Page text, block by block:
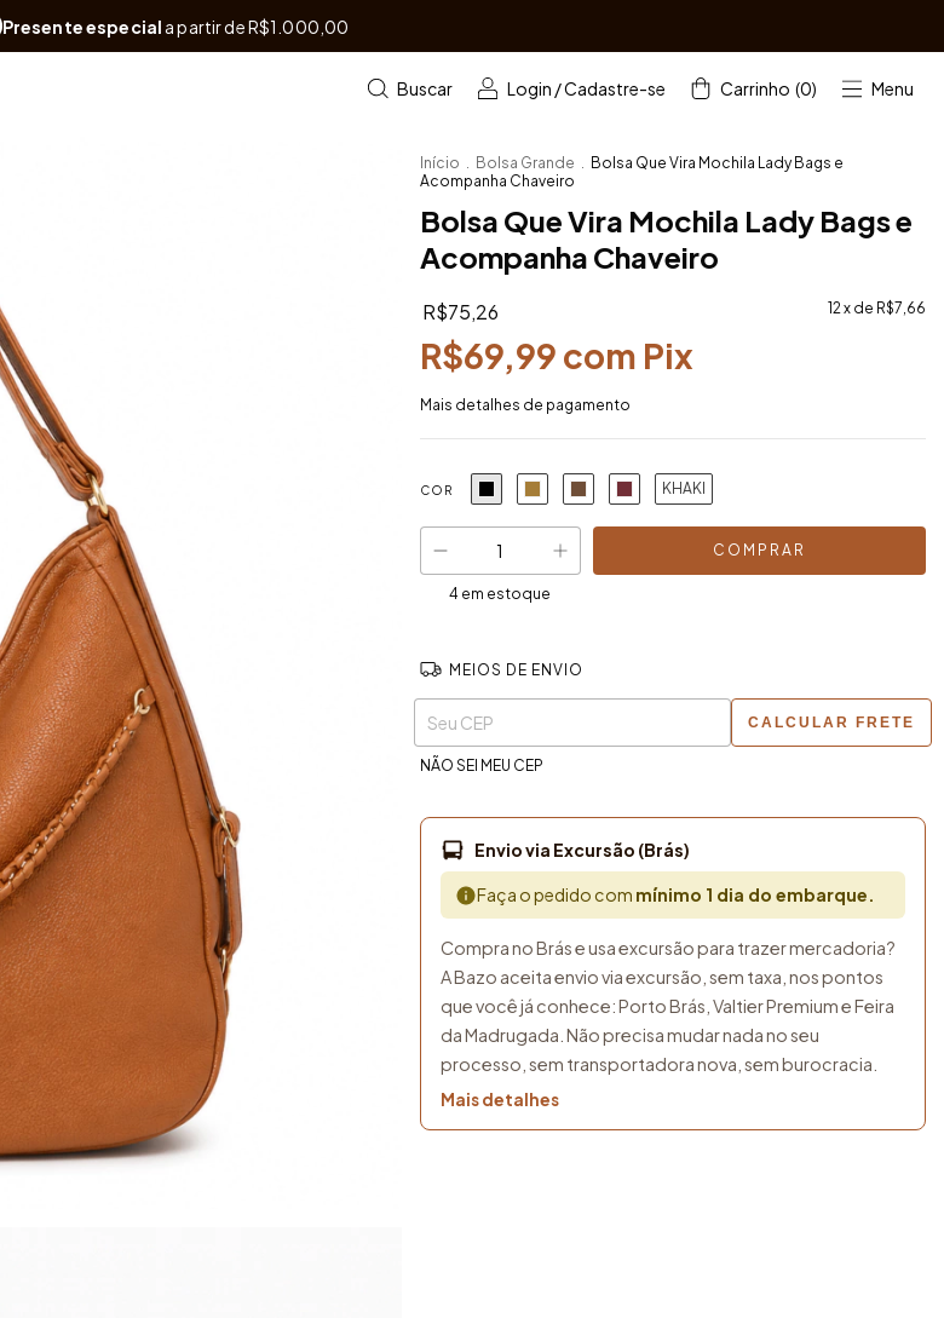
Presente especial a partir de R$1.000,00
Menu
Buscar Login /Cadastre-se Carrinho (0)
Início . Bolsa Grande . Bolsa Que Vira Mochila Lady Bags e
Acompanha Chaveiro
Bolsa Que Vira Mochila Lady Bags e
Acompanha Chaveiro
R$75,26 12x de R$7,66
R$69,99 com Pix
Mais detalhes de pagamento
COR KHAKI
4 em estoque
MEIOS DE ENVIO
Entregas para o CEP:
ALTERAR CEP
CALCULAR FRETE
NÃO SEI MEU CEP
Envio via Excursão (Brás)
Faça o pedido com mínimo 1 dia do embarque.
Compra no Brás e usa excursão para trazer mercadoria?
A Bazo aceita envio via excursão, sem taxa, nos pontos
que você já conhece: Porto Brás, Valtier Premium e Feira
da Madrugada. Não precisa mudar nada no seu
processo, sem transportadora nova, sem burocracia.
Mais detalhes